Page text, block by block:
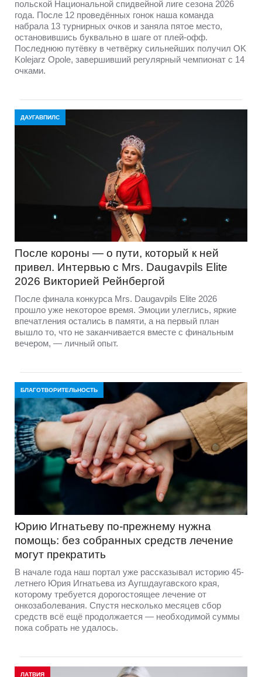
польской Национальной спидвейной лиге сезона 2026
года. После 12 проведённых гонок наша команда
набрала 13 турнирных очков и заняла пятое место,
остановившись буквально в шаге от плей-офф.
Последнюю путёвку в четвёрку сильнейших получил OK
Kolejarz Opole, завершивший регулярный чемпионат с 14
очками.
ДАУГАВПИЛС
После короны — о пути, который к ней
привел. Интервью с Mrs. Daugavpils Elite
2026 Викторией Рейнбергой
После финала конкурса Mrs. Daugavpils Elite 2026
прошло уже некоторое время. Эмоции улеглись, яркие
впечатления остались в памяти, а на первый план
вышло то, что не заканчивается вместе с финальным
вечером, — личный опыт.
БЛАГОТВОРИТЕЛЬНОСТЬ
Юрию Игнатьеву по-прежнему нужна
помощь: без собранных средств лечение
могут прекратить
В начале года наш портал уже рассказывал историю 45-
летнего Юрия Игнатьева из Аугшдаугавского края,
которому требуется дорогостоящее лечение от
онкозаболевания. Спустя несколько месяцев сбор
средств всё ещё продолжается — необходимой суммы
пока собрать не удалось.
ЛАТВИЯ